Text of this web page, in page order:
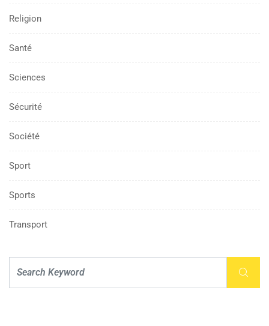
Religion
Santé
Sciences
Sécurité
Société
Sport
Sports
Transport